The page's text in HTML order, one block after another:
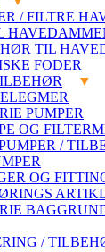
/ FILTRE
TIL
FODER
PUMPER
OG
/
OG
/